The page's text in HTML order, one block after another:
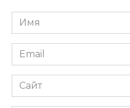
Имя
*
Email
*
Сайт